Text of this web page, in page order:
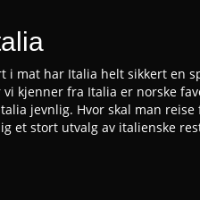
i mat har Italia helt sikkert en
kjenner fra Italia er norske
jevnlig. Hvor skal man
et stort utvalg av italienske